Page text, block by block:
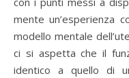
mente un’esperienza
modello mentale
ci si aspetta che il
identico a quello di